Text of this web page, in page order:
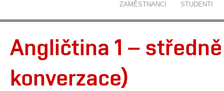
ZAMĚSTNANCI STUDENTI
Angličtina 1 –
konverzace)